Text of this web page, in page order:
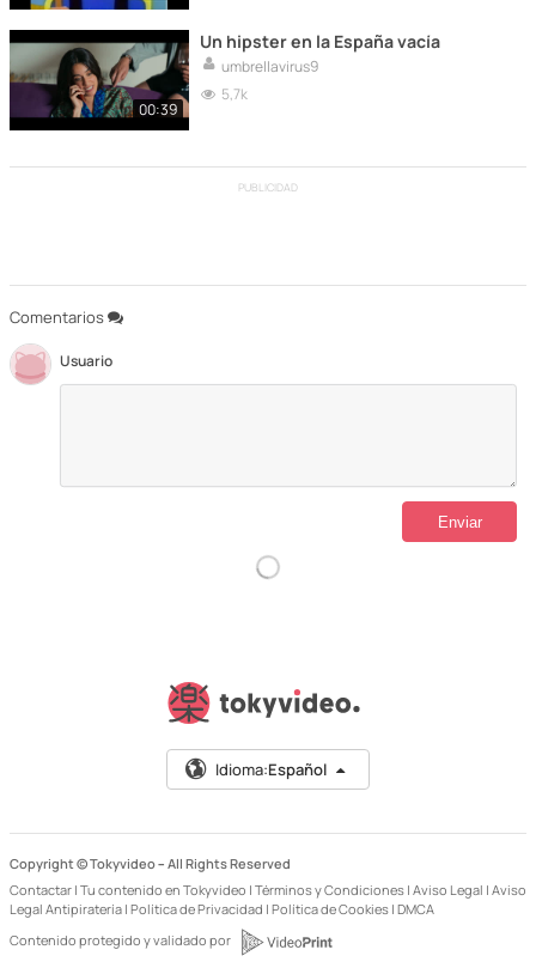
Comentarios
Usuario
00:39
Un hipster en la España vacía
umbrellavirus9
5,7k
PUBLICIDAD
Idioma:Español
Copyright © Tokyvideo – All Rights Reserved
Contactar | Tu contenido en Tokyvideo | Términos y Condiciones | Aviso Legal | Aviso
Legal Antipiratería | Política de Privacidad | Política de Cookies | DMCA
Contenido protegido y validado por